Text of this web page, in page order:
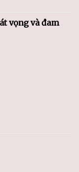
vọng và đam